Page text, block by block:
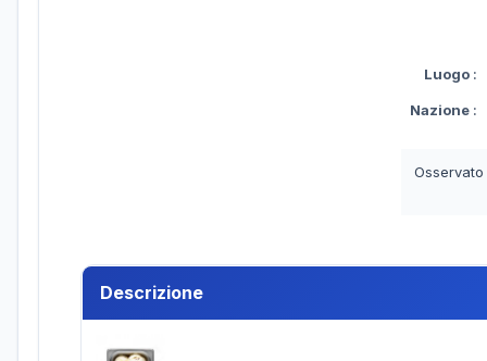
Luogo :
Nazione :
Descrizione